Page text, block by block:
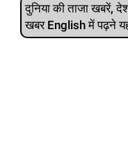
दुनिया की ताजा खबरें,
खबर English में पढ़ने